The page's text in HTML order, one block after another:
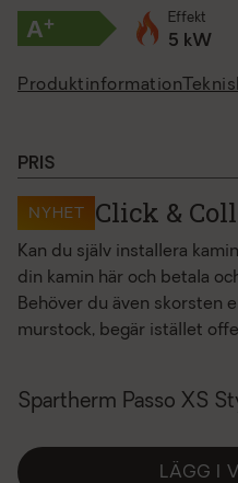
A+ Effekt
5 kW
Produktinformation
PRIS
NYHET Click &
Kan du själv installera
din kamin här och betala
Behöver du även skorsten
murstock, begär istället
Spartherm Passo XS
LÄGG I